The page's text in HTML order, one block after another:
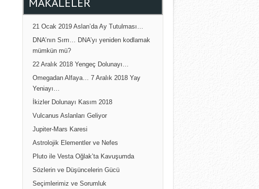
MAKALELER
21 Ocak 2019 Aslan’da Ay Tutulması…
DNA’nın Sırrı… DNA’yı yeniden kodlamak
mümkün mü?
22 Aralık 2018 Yengeç Dolunayı…
Omegadan Alfaya… 7 Aralık 2018 Yay
Yeniayı…
İkizler Dolunayı Kasım 2018
Vulcanus Aslanları Geliyor
Jupiter-Mars Karesi
Astrolojik Elementler ve Nefes
Pluto ile Vesta Oğlak’ta Kavuşumda
Sözlerin ve Düşüncelerin Gücü
Seçimlerimiz ve Sorumluk